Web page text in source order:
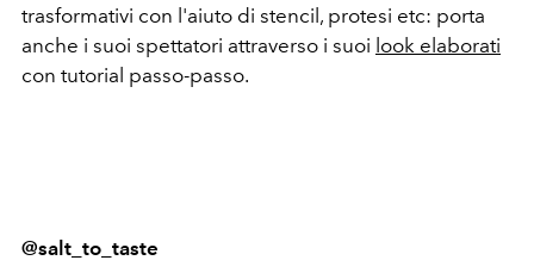
trasformativi con l'aiuto di stencil, protesi etc: porta
anche i suoi spettatori attraverso i suoi look elaborati
con tutorial passo-passo.
@salt_to_taste